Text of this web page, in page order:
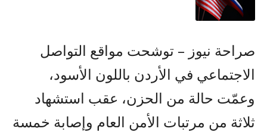
صراحة نيوز – توشحت مواقع التواصل
الاجتماعي في الأردن باللون الأسود،
وعمّت حالة من الحزن، عقب استشهاد
ثلاثة من مرتبات الأمن العام وإصابة خمسة